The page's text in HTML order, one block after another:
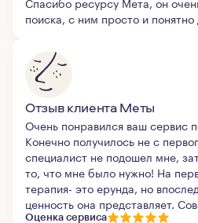
поиска, с ним просто и понятно
Отзыв клиента Меты
Очень понравился ваш сервис
Конечно получилось не с
специалист не подошел мне,
то, что мне было нужно! На
терапия- это ерунда, но
ценность она представляет.
Оценка сервиса